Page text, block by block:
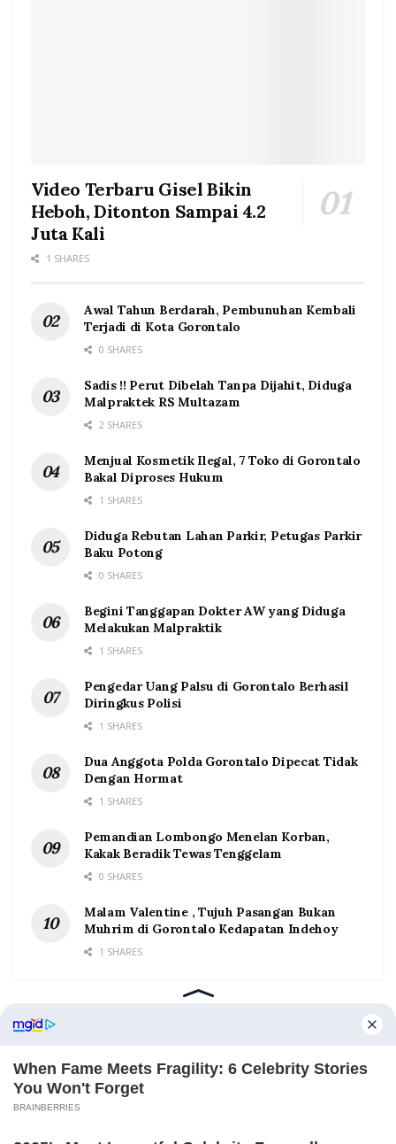
Video Terbaru Gisel Bikin
Heboh, Ditonton Sampai 4.2
Juta Kali
1 SHARES
Awal Tahun Berdarah, Pembunuhan Kembali
Terjadi di Kota Gorontalo
0 SHARES
Sadis !! Perut Dibelah Tanpa Dijahit, Diduga
Malpraktek RS Multazam
2 SHARES
Menjual Kosmetik Ilegal, 7 Toko di Gorontalo
Bakal Diproses Hukum
1 SHARES
Diduga Rebutan Lahan Parkir, Petugas Parkir
Baku Potong
0 SHARES
Begini Tanggapan Dokter AW yang Diduga
Melakukan Malpraktik
1 SHARES
Pengedar Uang Palsu di Gorontalo Berhasil
Diringkus Polisi
1 SHARES
Dua Anggota Polda Gorontalo Dipecat Tidak
Dengan Hormat
1 SHARES
Pemandian Lombongo Menelan Korban,
Kakak Beradik Tewas Tenggelam
0 SHARES
Malam Valentine , Tujuh Pasangan Bukan
Muhrim di Gorontalo Kedapatan Indehoy
1 SHARES
Home Tentang Kontak Redaksi Pedoman Media Siber